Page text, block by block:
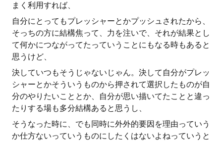
まく利用すれば、
自分にとってもプレッシャーとかプッシュされたから、
そっちの方に結構焦って、力を注いで、それが結果とし
て何かにつながってたっていうことにもなる時もあると
思うけど、
決していつもそうじゃないじゃん。決して自分がプレッ
シャーとかそういうものから押されて選択したものが自
分のやりたいこととか、自分が思い描いてたことと違っ
たりする場も多分結構あると思うし、
そうなった時に、でも同時に外外的要因を理由っていう
か仕方ないっていうものにしたくはないよねっていうと